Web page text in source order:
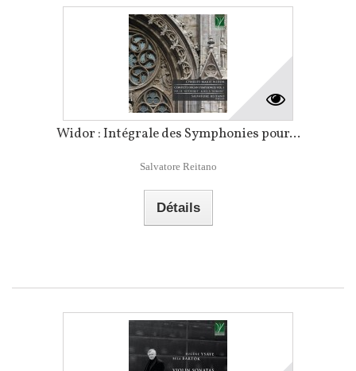
Widor : Intégrale des Symphonies pour...
Salvatore Reitano
Détails